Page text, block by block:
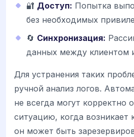
🔐 Доступ: Попытка
без необходимых
🔄 Синхронизация:
данных между клиентом
Для устранения таких
ручной анализ логов.
не всегда могут корректно
ситуацию, когда возникает
он может быть